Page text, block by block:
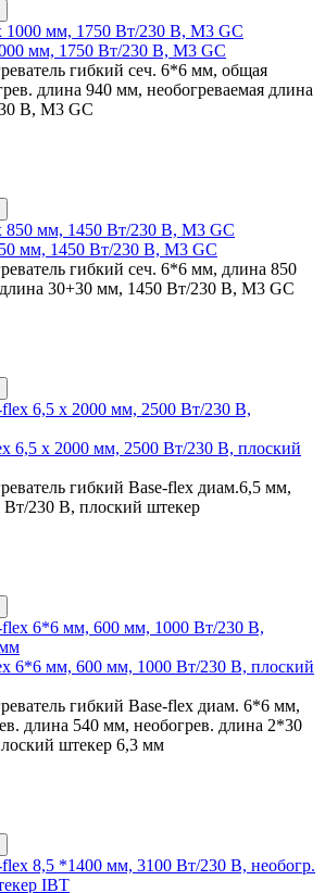
мм, 1750 Вт/230 В, M3 GC
гибкий сеч. 6*6 мм, общая
длина 940 мм, необогреваемая длина
В, M3 GC
мм, 1450 Вт/230 В, M3 GC
гибкий сеч. 6*6 мм, длина 850
30+30 мм, 1450 Вт/230 В, M3 GC
6,5 х 2000 мм, 2500 Вт/230 В, плоский
гибкий Base-flex диам.6,5 мм,
230 В, плоский штекер
6*6 мм, 600 мм, 1000 Вт/230 В, плоский
гибкий Base-flex диам. 6*6 мм,
длина 540 мм, необогрев. длина 2*30
штекер 6,3 мм